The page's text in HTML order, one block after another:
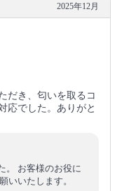
2025年12月
だき、匂いを取るコ
応でした。ありがと
。 お客様のお役に
いいたします。